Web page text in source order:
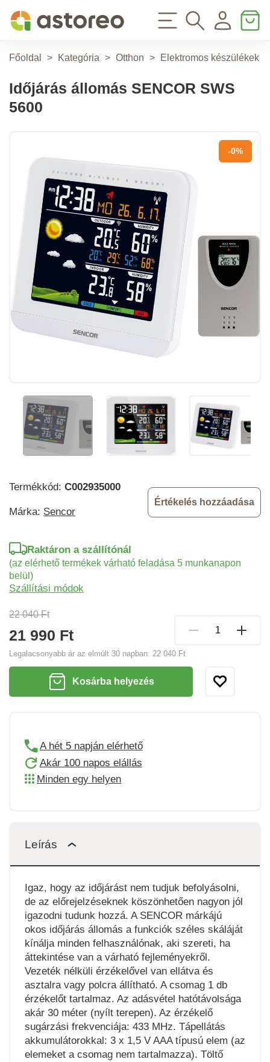
Főoldal > Kategória > Otthon > Elektromos készülékek
Időjárás állomás SENCOR SWS
5600
-0%
Termékkód: C002935000
Márka: Sencor
Értékelés hozzáadása
22 040 Ft
21 990 Ft
Legalacsonyabb ár az elmúlt 30 napban: 22 040 Ft
Raktáron a szállítónál
(az elérhető termékek várható feladása 5 munkanapon
belül)
Szállítási módok
Kosárba helyezés
A hét 5 napján elérhető
Akár 100 napos elállás
Minden egy helyen
Leírás
Igaz, hogy az időjárást nem tudjuk befolyásolni,
de az előrejelzéseknek köszönhetően nagyon jól
igazodni tudunk hozzá. A SENCOR márkájú
okos időjárás állomás a funkciók széles skáláját
kínálja minden felhasználónak, aki szereti, ha
áttekintése van a várható fejleményekről.
Vezeték nélküli érzékelővel van ellátva és
asztalra vagy polcra állítható. A csomag 1 db
érzékelőt tartalmaz. Az adásvétel hatótávolsága
akár 30 méter (nyílt terepen). Az érzékelő
sugárzási frekvenciája: 433 MHz. Tápellátás
akkumulátorokkal: 3 x 1,5 V AAA típusú elem (az
elemeket a csomag nem tartalmazza). Töltő